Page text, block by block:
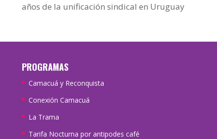
años de la unificación sindical en Uruguay
PROGRAMAS
Camacuá y Reconquista
Conexión Camacuá
La Trama
Tarifa Nocturna por antipodes café